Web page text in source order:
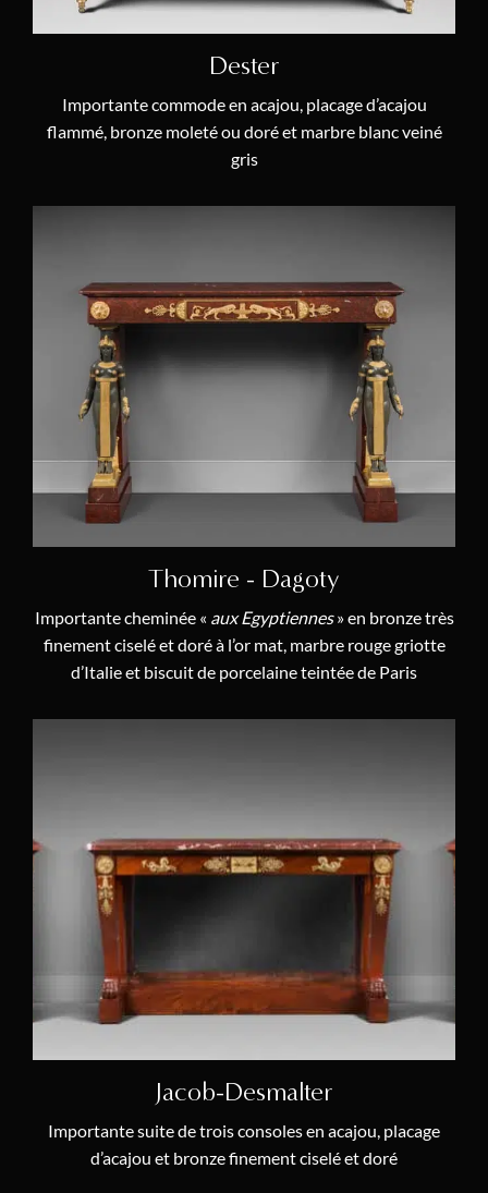
Dester
Importante commode en acajou, placage d’acajou
flammé, bronze moleté ou doré et marbre blanc veiné
gris
Thomire - Dagoty
Importante cheminée « aux Egyptiennes» en bronze très
finement ciselé et doré à l’or mat, marbre rouge griotte
d’Italie et biscuit de porcelaine teintée de Paris
Jacob-Desmalter
Importante suite de trois consoles en acajou, placage
d’acajou et bronze finement ciselé et doré